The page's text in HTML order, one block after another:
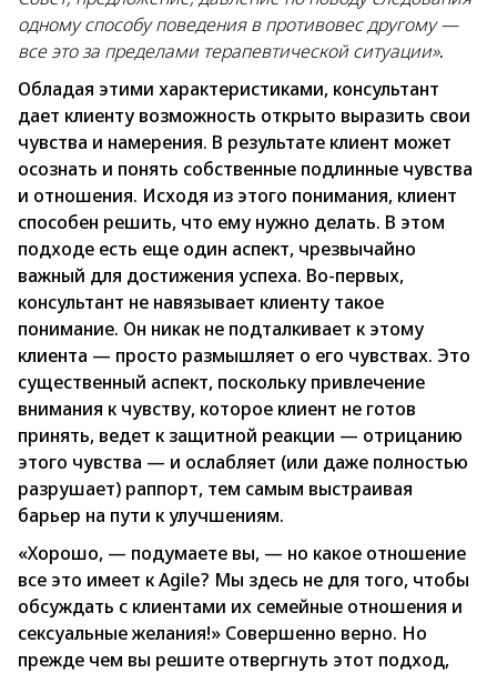
одному способу поведения в противовес другому —
все это за пределами терапевтической ситуации».
Обладая этими характеристиками, консультант
дает клиенту возможность открыто выразить свои
чувства и намерения. В результате клиент может
осознать и понять собственные подлинные чувства
и отношения. Исходя из этого понимания, клиент
способен решить, что ему нужно делать. В этом
подходе есть еще один аспект, чрезвычайно
важный для достижения успеха. Во-первых,
консультант не навязывает клиенту такое
понимание. Он никак не подталкивает к этому
клиента — просто размышляет о его чувствах. Это
существенный аспект, поскольку привлечение
внимания к чувству, которое клиент не готов
принять, ведет к защитной реакции — отрицанию
этого чувства — и ослабляет (или даже полностью
разрушает) раппорт, тем самым выстраивая
барьер на пути к улучшениям.
«Хорошо, — подумаете вы, — но какое отношение
все это имеет к Agile? Мы здесь не для того, чтобы
обсуждать с клиентами их семейные отношения и
сексуальные желания!» Совершенно верно. Но
прежде чем вы решите отвергнуть этот подход,